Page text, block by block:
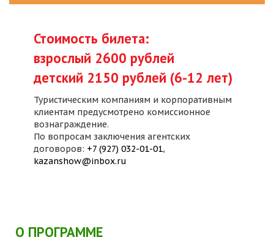
Стоимость билета:
взрослый 2600 рублей
детский 2150 рублей (6-12 лет)
Туристическим компаниям и корпоративным
клиентам предусмотрено комиссионное
вознаграждение.
По вопросам заключения агентских
договоров: +7 (927) 032-01-01,
kazanshow@inbox.ru
О ПРОГРАММЕ